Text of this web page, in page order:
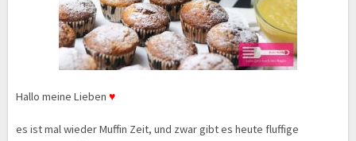
Hallo meine Lieben ♥
es ist mal wieder Muffin Zeit, und zwar gibt es heute fluffige